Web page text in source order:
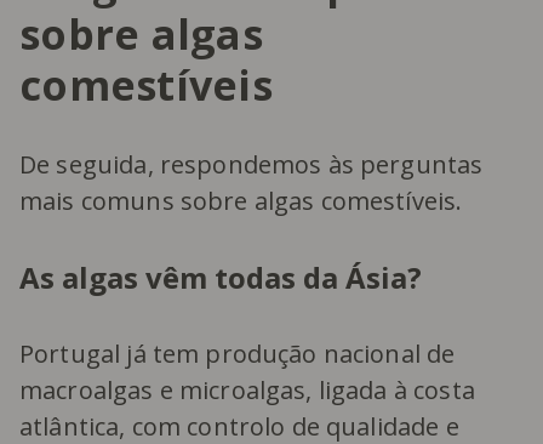
sobre algas
comestíveis
De seguida, respondemos às perguntas
mais comuns sobre algas comestíveis.
As algas vêm todas da Ásia?
Portugal já tem produção nacional de
macroalgas e microalgas, ligada à costa
atlântica, com controlo de qualidade e